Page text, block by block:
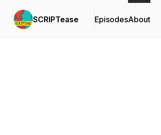
SCRIPTease EpisodesAbout